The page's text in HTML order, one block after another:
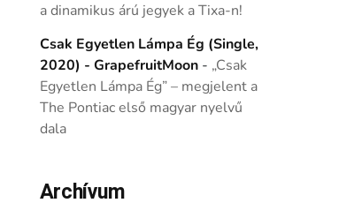
a dinamikus árú jegyek a Tixa-n!
Csak Egyetlen Lámpa Ég (Single,
2020) - GrapefruitMoon- „Csak
Egyetlen Lámpa Ég” – megjelent a
The Pontiac első magyar nyelvű
dala
Archívum